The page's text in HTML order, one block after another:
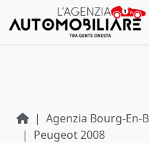
Agenzia Bourg-En-
Peugeot 2008